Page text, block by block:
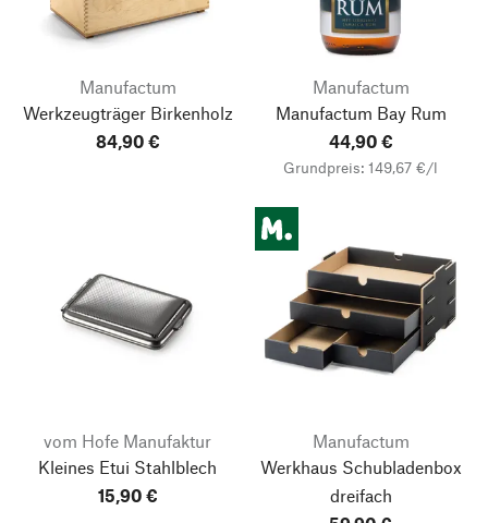
Manufactum
Werkzeugträger Birkenholz
84,90 €
Manufactum
Manufactum Bay Rum
44,90 €
Grundpreis: 149,67 €/l
vom Hofe Manufaktur
Kleines Etui Stahlblech
15,90 €
Manufactum
Werkhaus Schubladenbox
dreifach
Nach oben